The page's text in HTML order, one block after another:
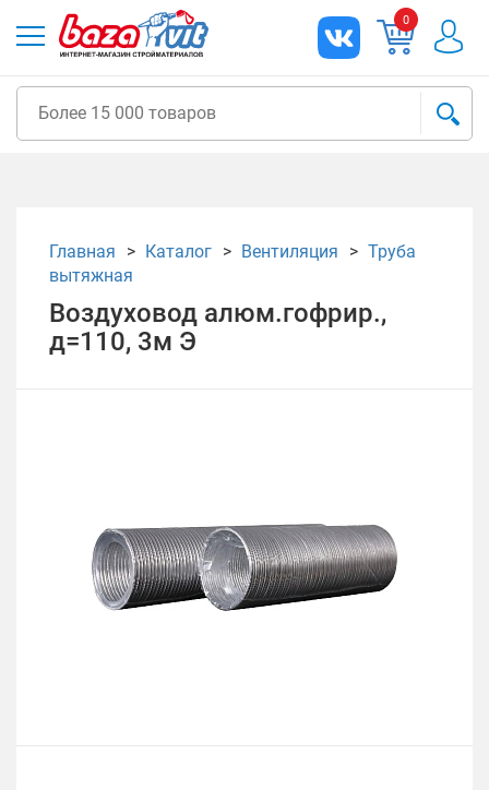
0
Главная Каталог Вентиляция
Труба
вытяжная
Воздуховод алюм.гофрир.,
д=110, 3м Э